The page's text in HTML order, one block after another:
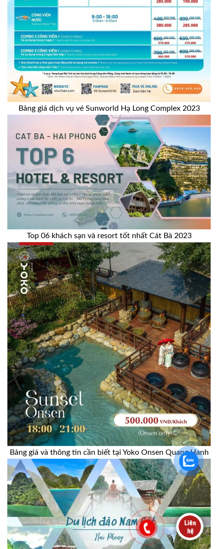
Bảng giá dịch vụ vé Sunworld Hạ Long Complex 2023
Top 06 khách sạn và resort tốt nhất Cát Bà 2023
Bảng giá và thông tin cần biết tại Yoko Onsen Quang Hanh